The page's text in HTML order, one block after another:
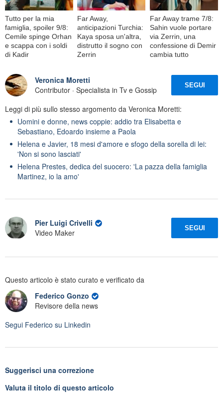
Tutto per la mia
famiglia, spoiler 9/8:
Cemile spinge Orhan
e scappa con i soldi
di Kadir
Far Away,
anticipazioni Turchia:
Kaya sposa un'altra,
distrutto il sogno con
Zerrin
Far Away trame 7/8:
Sahin vuole portare
via Zerrin, una
confessione di Demir
cambia tutto
Veronica Moretti
Contributor · Specialista in Tv e Gossip
SEGUI
Leggi di più sullo stesso argomento da Veronica Moretti:
Uomini e donne, news coppie: addio tra Elisabetta e
Sebastiano, Edoardo insieme a Paola
Helena e Javier, 18 mesi d'amore e sfogo della sorella di lei:
'Non si sono lasciati'
Helena Prestes, dedica del suocero: 'La pazza della famiglia
Martinez, io la amo'
Pier Luigi Crivelli
Video Maker
SEGUI
Questo articolo è stato curato e verificato da
Federico Gonzo
Revisore della news
Segui Federico su Linkedin
Suggerisci una correzione
Valuta il titolo di questo articolo